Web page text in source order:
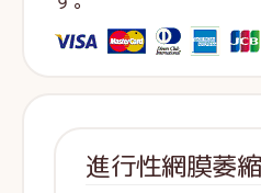
進行性網膜萎